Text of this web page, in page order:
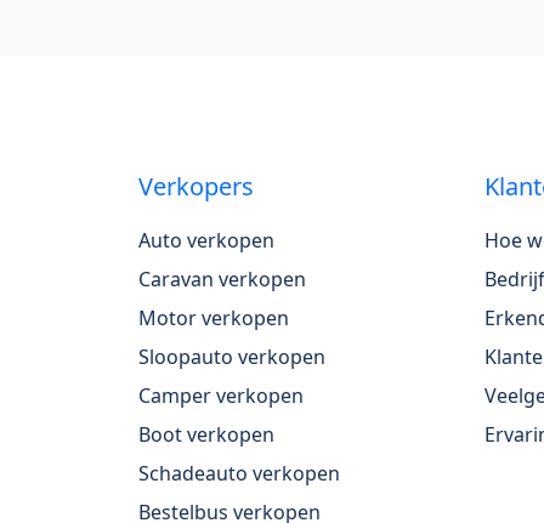
Verkopers
Auto verkopen
Caravan verkopen
Motor verkopen
Sloopauto verkopen
Camper verkopen
Boot verkopen
Schadeauto verkopen
Bestelbus verkopen
Hoe